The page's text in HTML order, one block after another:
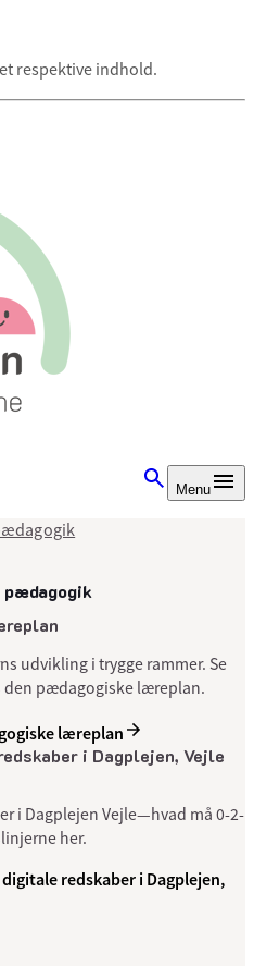
respektive indhold.
Menu
senest opdateret 9. juli 2025
udvikling i trygge rammer. Se
den pædagogiske læreplan.
læreplan
i Dagplejen, Vejle
i Dagplejen Vejle—hvad må 0-2-
her.
redskaber i Dagplejen,